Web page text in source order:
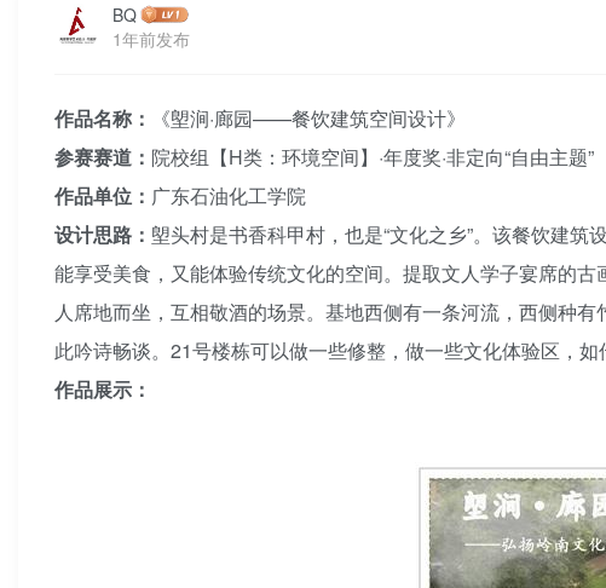
BQ
1年前发布
作品名称：
《塱涧·廊园——餐饮建筑空间设计》
参赛赛道： 院校组【H类：环境空间】·年度奖·非定向“自由主题”
作品单位： 广东石油化工学院
设计思路： 塱头村是书香科甲村，也是“文化之乡”。该餐饮建
能享受美食，又能体验传统文化的空间。提取文人学子宴席的
人席地而坐，互相敬酒的场景。基地西侧有一条河流，西侧种
此吟诗畅谈。21号楼栋可以做一些修整，做一些文化体验区，
作品展示：